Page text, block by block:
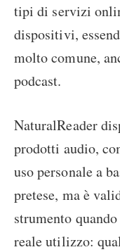
tipi di servizi
dispositivi,
molto comune,
podcast.
NaturalReader
prodotti audio,
uso personale a
pretese, ma è
strumento
reale utilizzo: